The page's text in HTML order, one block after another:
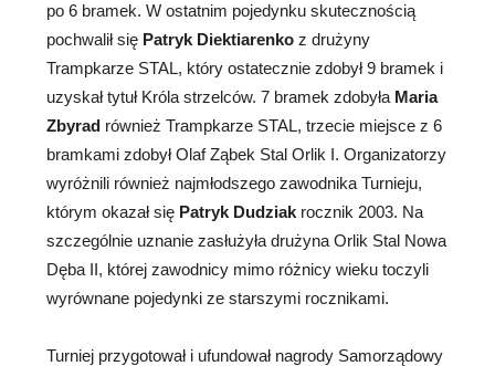
po 6 bramek. W ostatnim pojedynku skutecznością
pochwalił się Patryk Diektiarenko z drużyny
Trampkarze STAL, który ostatecznie zdobył 9 bramek i
uzyskał tytuł Króla strzelców. 7 bramek zdobyła Maria
Zbyrad również Trampkarze STAL, trzecie miejsce z 6
bramkami zdobył Olaf Ząbek Stal Orlik I. Organizatorzy
wyróżnili również najmłodszego zawodnika Turnieju,
którym okazał się Patryk Dudziak rocznik 2003. Na
szczególnie uznanie zasłużyła drużyna Orlik Stal Nowa
Dęba II, której zawodnicy mimo różnicy wieku toczyli
wyrównane pojedynki ze starszymi rocznikami.
Turniej przygotował i ufundował nagrody Samorządowy